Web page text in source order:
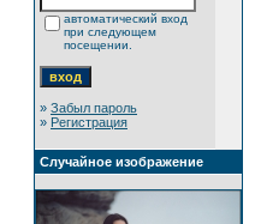
автоматический вход
при следующем
посещении.
» Забыл пароль
» Регистрация
Случайное изображение